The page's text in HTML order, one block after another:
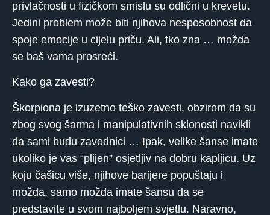
privlačnosti u fizičkom smislu su odlični u krevetu.
Jedini problem može biti njihova nesposobnost da
spoje emocije u cijelu priču. Ali, tko zna … možda
se baš vama prosreći.
Kako ga zavesti?
Škorpiona je izuzetno teško zavesti, obzirom da su
zbog svog šarma i manipulativnih sklonosti navikli
da sami budu zavodnici … Ipak, velike šanse imate
ukoliko je vas “plijen” osjetljiv na dobru kapljicu. Uz
koju čašicu više, njihove barijere popuštaju i
možda, samo možda imate šansu da se
predstavite u svom najboljem svjetlu. Naravno,